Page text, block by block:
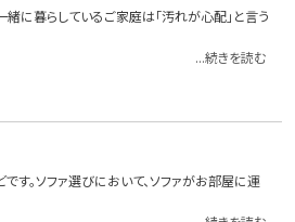
に暮らしているご家庭は「汚れが心配」と言う
...続きを読む
す。ソファ選びにおいて、ソファがお部屋に運